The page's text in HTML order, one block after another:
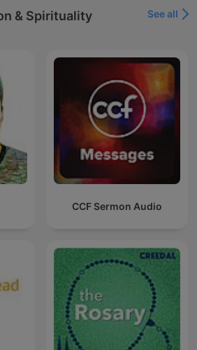
& Spirituality
See all
CCF Sermon Audio